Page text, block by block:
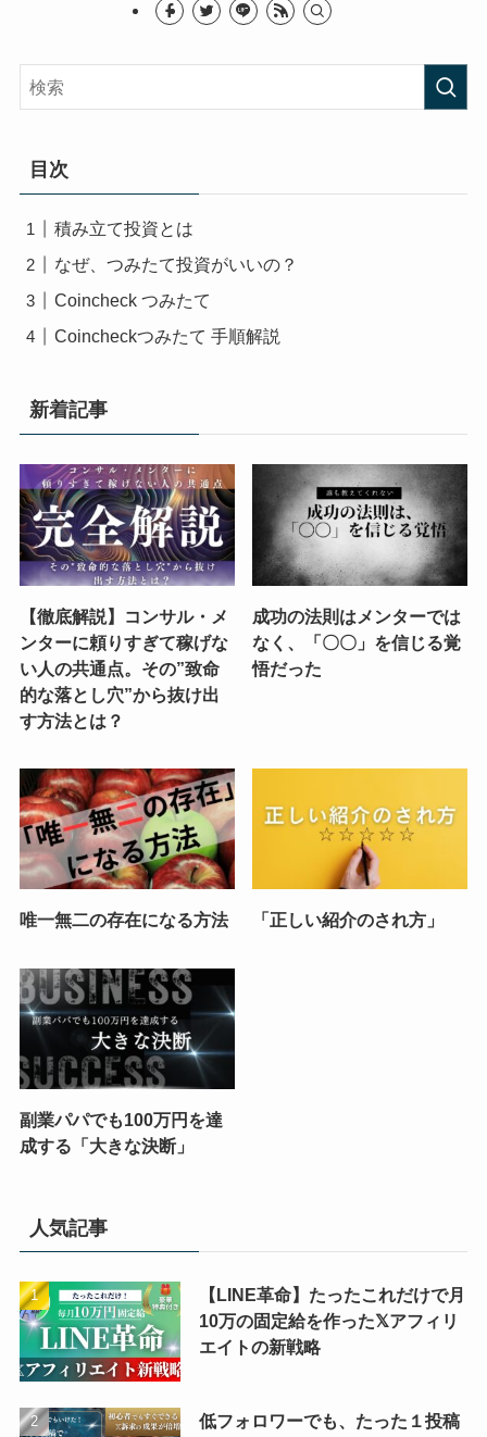
目次
積み立て投資とは
なぜ、つみたて投資がいいの？
Coincheck つみたて
Coincheckつみたて 手順解説
新着記事
【徹底解説】コンサル・メ
ンターに頼りすぎて稼げな
い人の共通点。その”致命
的な落とし穴”から抜け出
す方法とは？
成功の法則はメンターでは
なく、「〇〇」を信じる覚
悟だった
唯一無二の存在になる方法 「正しい紹介のされ方」
副業パパでも100万円を達
成する「大きな決断」
人気記事
【LINE革命】たったこれだけで月
10万の固定給を作った𝕏アフィリ
エイトの新戦略
低フォロワーでも、たった１投稿